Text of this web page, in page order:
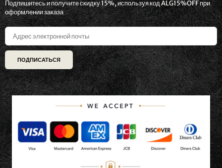
Подпишитесь и получите скидку 15%, используя код ALG15%OFF при
оформлении заказа
ПОДПИСАТЬСЯ